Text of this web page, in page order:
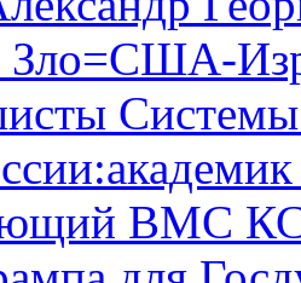
Зло=США-
ВМС